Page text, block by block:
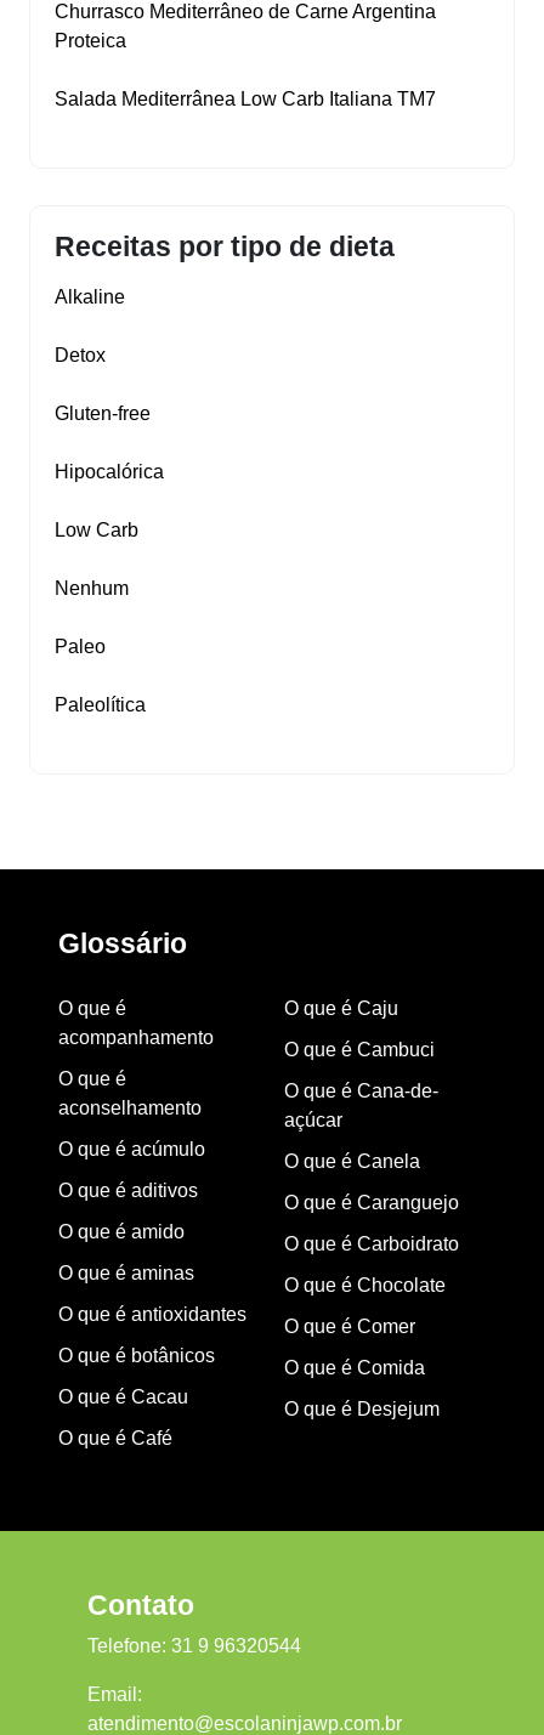
Churrasco Mediterrâneo de Carne Argentina
Proteica
Salada Mediterrânea Low Carb Italiana TM7
Receitas por tipo de dieta
Alkaline
Detox
Gluten‑free
Hipocalórica
Low Carb
Nenhum
Paleo
Paleolítica
Glossário
O que é
acompanhamento
O que é
aconselhamento
O que é acúmulo
O que é aditivos
O que é amido
O que é aminas
O que é antioxidantes
O que é botânicos
O que é Cacau
O que é Café
O que é Caju
O que é Cambuci
O que é Cana-de-
açúcar
O que é Canela
O que é Caranguejo
O que é Carboidrato
O que é Chocolate
O que é Comer
O que é Comida
O que é Desjejum
Contato
Telefone: 31 9 96320544
Email:
atendimento@escolaninjawp.com.br